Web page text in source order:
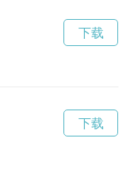
下载
下载